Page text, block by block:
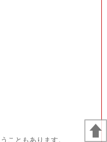
こともあります。